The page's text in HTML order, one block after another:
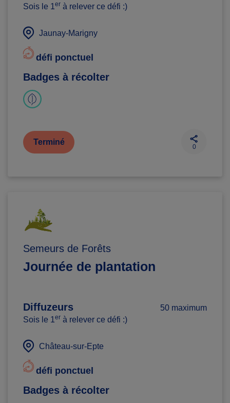
Sois le 1er à relever ce défi :)
Jaunay-Marigny
défi ponctuel
Badges à récolter
Terminé
0
Semeurs de Forêts
Journée de plantation
Diffuzeurs
50 maximum
Sois le 1er à relever ce défi :)
Château-sur-Epte
défi ponctuel
Badges à récolter